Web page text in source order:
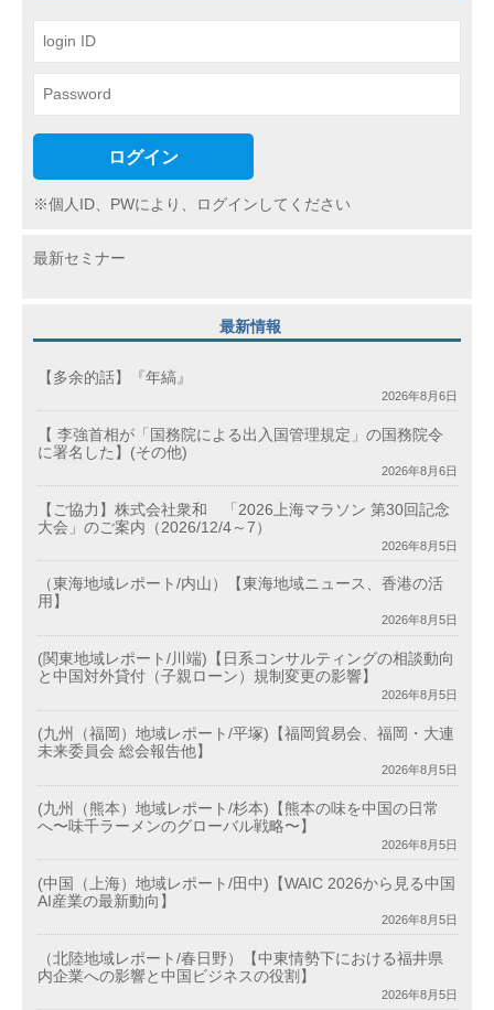
ン
ログイン
※個人ID、PWにより、ログインしてください
最新セミナー
最新情報
【多余的話】『年縞』
2026年8月6日
【 李強首相が「国務院による出入国管理規定」の国務院令
に署名した】(その他)
2026年8月6日
【ご協力】株式会社衆和 「2026上海マラソン 第30回記念
大会」のご案内（2026/12/4～7）
2026年8月5日
（東海地域レポート/内山）【東海地域ニュース、香港の活
用】
2026年8月5日
(関東地域レポート/川端)【日系コンサルティングの相談動向
と中国対外貸付（子親ローン）規制変更の影響】
2026年8月5日
(九州（福岡）地域レポート/平塚)【福岡貿易会、福岡・大連
未来委員会 総会報告他】
2026年8月5日
(九州（熊本）地域レポート/杉本)【熊本の味を中国の日常
へ〜味千ラーメンのグローバル戦略〜】
2026年8月5日
(中国（上海）地域レポート/田中)【WAIC 2026から見る中国
AI産業の最新動向】
2026年8月5日
（北陸地域レポート/春日野）【中東情勢下における福井県
内企業への影響と中国ビジネスの役割】
2026年8月5日